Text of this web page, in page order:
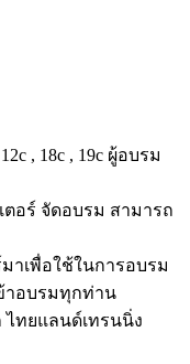
, 18c , 19c ผู้อบรม
ตอร์ จัดอบรม สามารถ
าเพื่อใช้ในการอบรม
าอบรมทุกท่าน
ไทยแลนด์เทรนนิ่ง